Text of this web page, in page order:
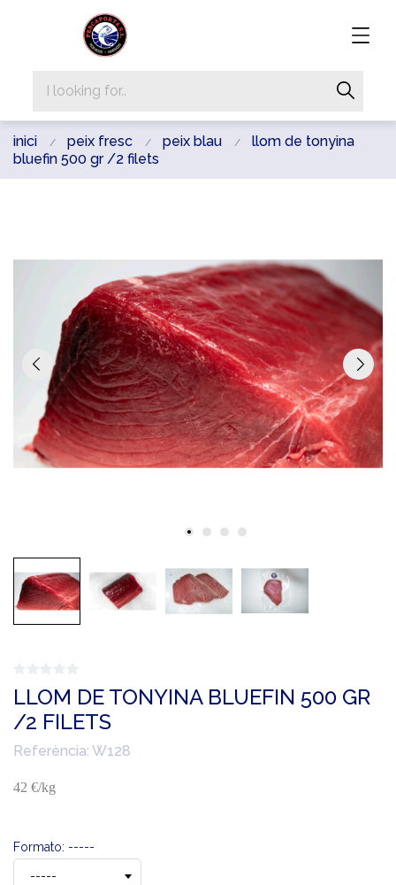
inici peix fresc peix blau
llom de tonyina
bluefin 500 gr /2 filets
LLOM DE TONYINA BLUEFIN 500 GR
/2 FILETS
Referència: W128
42 €/kg
Formato: -----